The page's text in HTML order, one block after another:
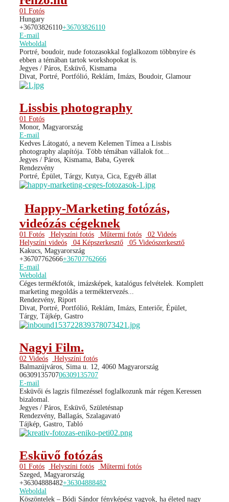
01 Fotós
Hungary
+36703826110+36703826110
E-mail
Weboldal
Portré, boudoir, nude fotozasokkal foglalkozom többnyire és
ebben a témában tartok workshopokat is.
Jegyes / Páros, Esküvő, Kismama
Divat, Portré, Portfólió, Reklám, Imázs, Boudoir, Glamour
Lissbis photography
01 Fotós
Monor, Magyarország
E-mail
Kedves Látogató, a nevem Kelemen Tímea a Lissbis
photography alapítója. Több témában vállalok fot...
Jegyes / Páros, Kismama, Baba, Gyerek
Rendezvény
Portré, Épület, Tárgy, Kutya, Cica, Egyéb állat
Happy-Marketing fotózás,
videózás cégeknek
01 Fotós Helyszíni fotós Műtermi fotós
02 Videós
Helyszíni videós
04 Képszerkesztő
05 Videószerkesztő
Kakucs, Magyarország
+36707762666+36707762666
E-mail
Weboldal
Céges termékfotók, imázsképek, katalógus felvételek. Komplett
marketing megoldás a terméktervezés...
Rendezvény, Riport
Divat, Portré, Portfólió, Reklám, Imázs, Enteriőr, Épület,
Tárgy, Tájkép, Gastro
Nagyi Film.
02 Videós
Helyszíni fotós
Balmazújváros, Sima u. 12, 4060 Magyarország
0630913570706309135707
E-mail
Esküvői és lagzis filmezéssel foglalkozunk már régen.Keressen
bizalomal.
Jegyes / Páros, Esküvő, Születésnap
Rendezvény, Ballagás, Szalagavató
Tájkép, Gastro, Tabló
Esküvő fotózás
01 Fotós Helyszíni fotós
Műtermi fotós
Szeged, Magyarország
+36304888482+36304888482
Weboldal
Köszöntelek – Bódi Sándor fényképész vagyok, ha életed nagy